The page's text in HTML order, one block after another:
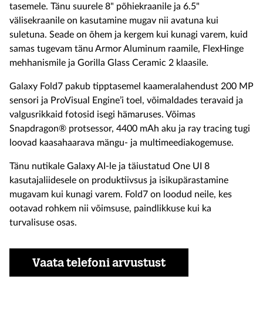
tasemele. Tänu suurele 8" põhiekraanile ja 6.5"
välisekraanile on kasutamine mugav nii avatuna kui
suletuna. Seade on õhem ja kergem kui kunagi varem, kuid
samas tugevam tänu Armor Aluminum raamile, FlexHinge
mehhanismile ja Gorilla Glass Ceramic 2 klaasile.
Galaxy Fold7 pakub tipptasemel kaameralahendust 200 MP
sensori ja ProVisual Engine’i toel, võimaldades teravaid ja
valgusrikkaid fotosid isegi hämaruses. Võimas
Snapdragon® protsessor, 4400 mAh aku ja ray tracing tugi
loovad kaasahaarava mängu- ja multimeediakogemuse.
Tänu nutikale Galaxy AI-le ja täiustatud One UI 8
kasutajaliidesele on produktiivsus ja isikupärastamine
mugavam kui kunagi varem. Fold7 on loodud neile, kes
ootavad rohkem nii võimsuse, paindlikkuse kui ka
turvalisuse osas.
Vaata telefoni arvustust